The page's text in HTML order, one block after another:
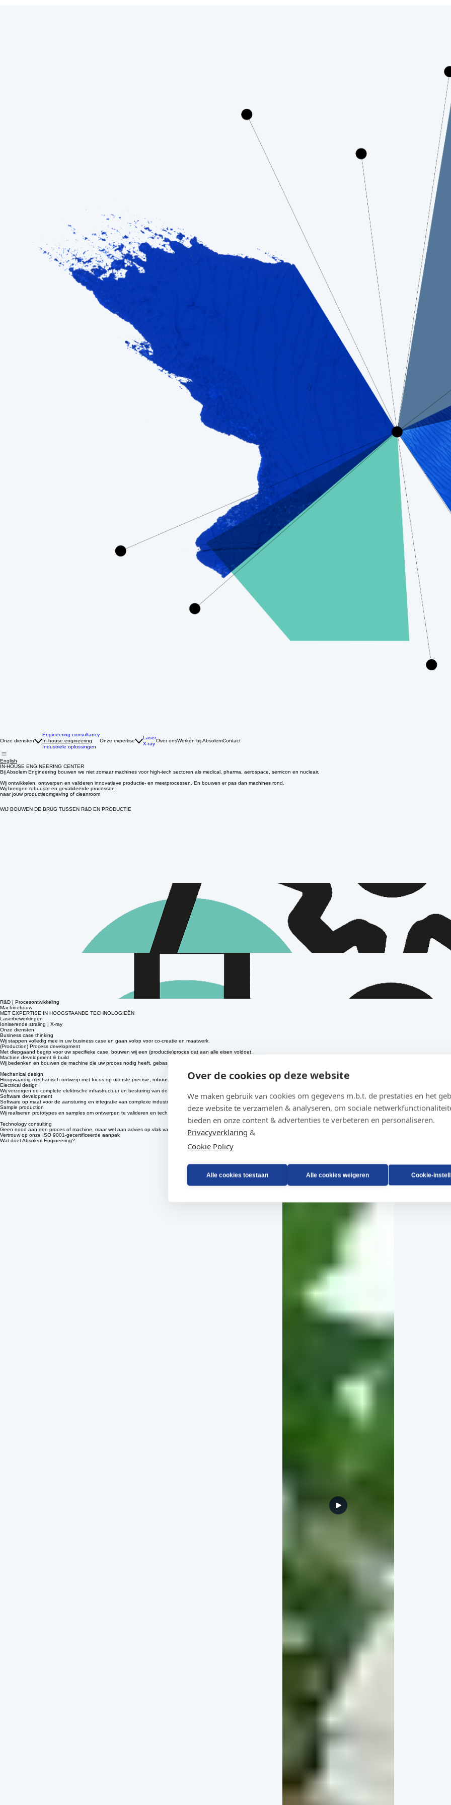
Onze diensten
Engineering consultancy
In-house engineering
Onze expertise
X-ray
Over onsWerken bij Absolem Contact
English
IN-HOUSE ENGINEERING CENTER
R&D | Procesontwikkeling
Machinebouw
MET EXPERTISE IN HOOGSTAANDE TECHNOLOGIEËN
Laserbewerkingen
Ioniserende straling | X-ray
Onze diensten
Business case thinking
Wij stappen volledig mee in uw business case en gaan volop voor co-creatie en maatwerk.
(Production) Process development
Met diepgaand begrip voor uw specifieke case, bouwen wij een (productie)proces dat aan alle eisen voldoet.
Machine development & build
Wij bedenken en bouwen de machine die uw proces nodig heeft, gebaseerd op weldoordacht mechanisch en elektrisch design en op maat geschreven software.
Mechanical design
Hoogwaardig mechanisch ontwerp met focus op uiterste precisie, robuustheid en een optimale industriële performance.
Electrical design
Wij verzorgen de complete elektrische infrastructuur en besturing van de machine en vormen de brug tussen de constructie en de software.
Software development
Software op maat voor de aansturing en integratie van complexe industriële systemen en machine-architectuur, volledig afgestemd op uw project.
Sample production
Wij realiseren prototypes en samples om ontwerpen te valideren en technische risico's te minimaliseren.
Over de cookies op deze website
We maken gebruik van cookies om gegevens m.b.t. de prestaties en het
deze website te verzamelen & analyseren, om sociale
bieden en onze content & advertenties te verbeteren en personaliseren.
Privacyverklaring &
Cookie Policy
Alle cookies toestaan Alle cookies weigeren Cookie-